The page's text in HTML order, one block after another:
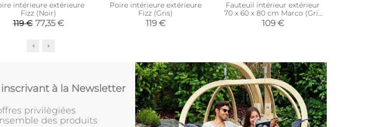
intérieure extérieure
Fizz (Noir)
119 € 77,35 €
Poire intérieure extérieure
Fizz (Gris)
119 €
Fauteuil intérieur extérieur
70 x 60 x 80 cm Marco (Gris
anthracite)
109 €
à la Newsletter
privilègiées
des produits